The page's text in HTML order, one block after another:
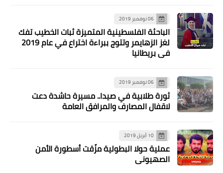
مقالات
"أنا سبب حرب ١٩٧٥" نزهة الروبي
من هنا وهناك
06 نوفمبر 2019
الباحثة الفلسطينية المتميزة ثبات الخطيب تفك
لغز الزهايمر وتتوج ببراءة اختراع في عام 2019
في بريطانيا
06 نوفمبر 2019
ثورة طلابية في صيدا.. مسيرة حاشدة دعت
لاقفال المصارف والمرافق العامة
10 أبريل 2019
عملية حولا البطولية مزّقت أسطورة الأمن
الصهيوني